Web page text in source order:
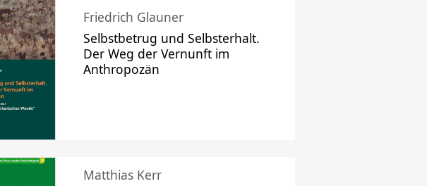
Friedrich Glauner
Selbstbetrug und Selbsterhalt.
Der Weg der Vernunft im
Anthropozän
Matthias Kerr